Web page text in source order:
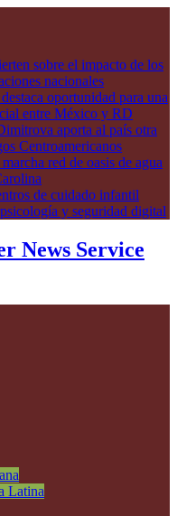
sobre el impacto de los
nacionales
oportunidad para una
entre México y RD
aporta al país otra
Centroamericanos
red de oasis de agua
de cuidado infantil
y seguridad digital
News Service
Latina